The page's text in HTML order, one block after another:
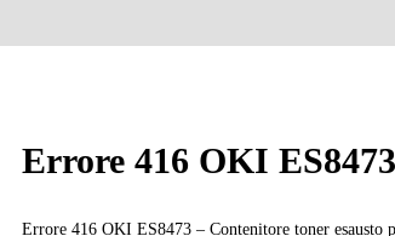
Errore 416 OKI
Errore 416 OKI ES8473 – Contenitore toner esausto